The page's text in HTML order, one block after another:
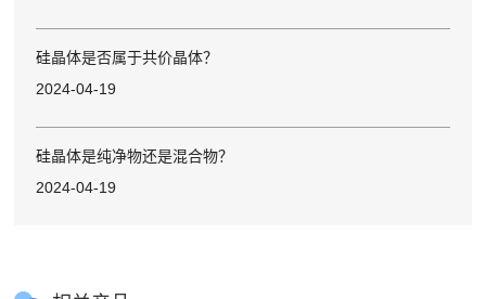
硅晶体是否属于共价晶体？
2024-04-19
硅晶体是纯净物还是混合物？
2024-04-19